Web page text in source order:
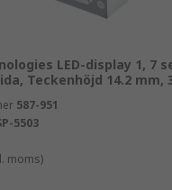
LED-display 1, 7
Teckenhöjd 14.2 mm,
587-951
5503
moms)